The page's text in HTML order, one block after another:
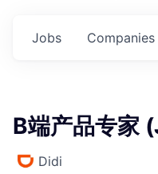
Jobs Companies
B端产品专家
Didi